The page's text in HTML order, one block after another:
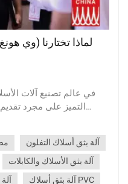
لماذا تختارنا (وي
التميز على مجرد
والأسعار المعقولة،
الاحتياجات الفريدة لكل
غوانغدونغ الصينية، نفخر
أسعار المصنع المباشرة:
آلة بثق أسلاك التفلون
آلة بثق الأسلاك والكابلات
آلة بثق أسلاك PVC